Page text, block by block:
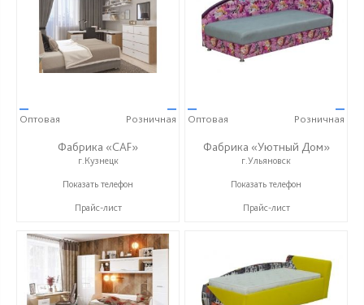
—
Оптовая
—
Розничная
Фабрика «CAF»
г.Кузнецк
+7 (937) 444-67-71
Показать телефон
Прайс-лист
—
Оптовая
—
Розничная
Фабрика «Уютный Дом»
г.Ульяновск
+7 (927) 815-33-33
Показать телефон
Прайс-лист